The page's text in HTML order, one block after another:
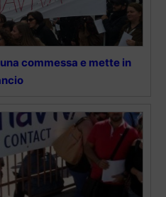
commessa e mette in